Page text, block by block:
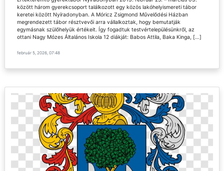
között három gyerekcsoport találkozott egy közös lakóhelyismereti tábor
keretei között Nyíradonyban. A Móricz Zsigmond Művelődési Házban
megrendezett tábor résztvevői arra vállalkoztak, hogy bemutatják
egymásnak szülőhelyük értékeit. Így fogadtuk testvértelepülésünkről, az
ottani Nagy Mózes Általános Iskola 12 diákját: Babos Attila, Baka Kinga, […]
február 5, 2026, 07:48